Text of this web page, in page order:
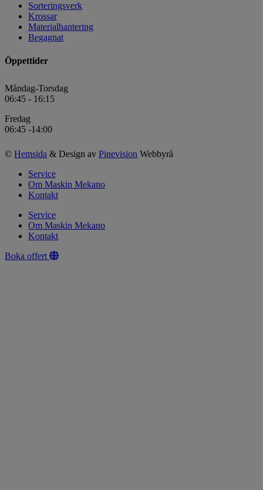
Sorteringsverk
Krossar
Materialhantering
Begagnat
Öppettider
Måndag-Torsdag
06:45 - 16:15
Fredag
06:45 -14:00
© Hemsida & Design av Pinevision Webbyrå
Service
Om Maskin Mekano
Kontakt
Service
Om Maskin Mekano
Kontakt
Boka offert